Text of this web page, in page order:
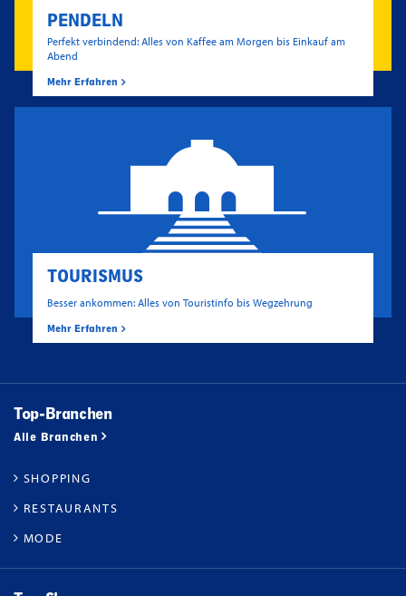
PENDELN
Perfekt verbindend: Alles von Kaffee am Morgen bis Einkauf am
Abend
Mehr Erfahren
TOURISMUS
Besser ankommen: Alles von Touristinfo bis Wegzehrung
Mehr Erfahren
Top-Branchen
Alle Branchen
SHOPPING
RESTAURANTS
MODE